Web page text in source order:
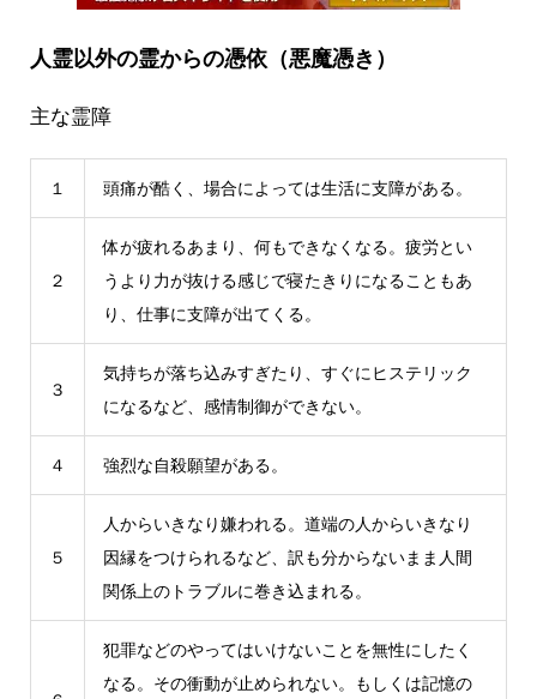
人霊以外の霊からの憑依（悪魔憑き）
主な霊障
１ 頭痛が酷く、場合によっては生活に支障がある。
２
体が疲れるあまり、何もできなくなる。疲労とい
うより力が抜ける感じで寝たきりになることもあ
り、仕事に支障が出てくる。
３
気持ちが落ち込みすぎたり、すぐにヒステリック
になるなど、感情制御ができない。
４ 強烈な自殺願望がある。
５
人からいきなり嫌われる。道端の人からいきなり
因縁をつけられるなど、訳も分からないまま人間
関係上のトラブルに巻き込まれる。
犯罪などのやってはいけないことを無性にしたく
なる。その衝動が止められない。もしくは記憶の